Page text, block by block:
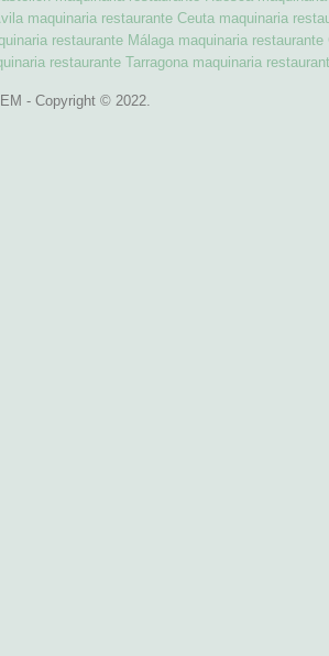
maquinaria restaurante Ceuta maquinaria
restaurante Málaga maquinaria restaurante
restaurante Tarragona maquinaria
- Copyright © 2022.